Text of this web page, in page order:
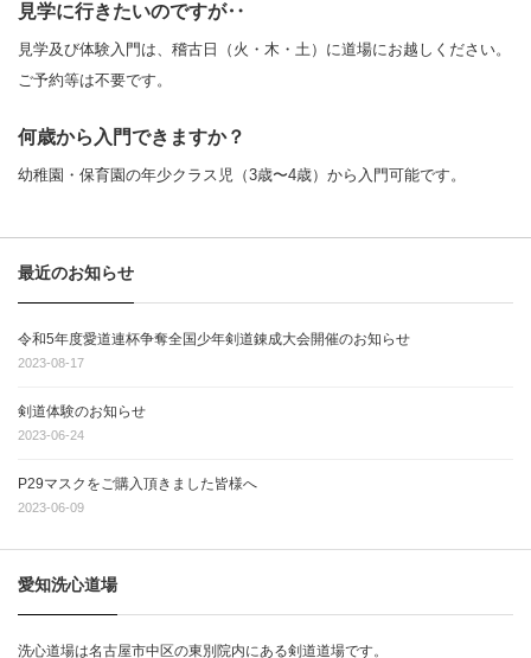
見学に行きたいのですが‥
見学及び体験入門は、稽古日（火・木・土）に道場にお越しください。
ご予約等は不要です。
何歳から入門できますか？
幼稚園・保育園の年少クラス児（3歳〜4歳）から入門可能です。
最近のお知らせ
令和5年度愛道連杯争奪全国少年剣道錬成大会開催のお知らせ
2023-08-17
剣道体験のお知らせ
2023-06-24
P29マスクをご購入頂きました皆様へ
2023-06-09
愛知洗心道場
洗心道場は名古屋市中区の東別院内にある剣道道場です。